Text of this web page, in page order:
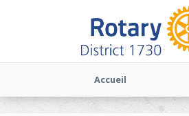
Accueil